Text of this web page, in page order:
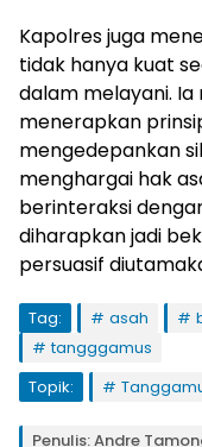
Kapolres juga
tidak hanya kuat
dalam melayani.
menerapkan
mengedepankan
menghargai hak
berinteraksi
diharapkan jadi
persuasif
Tag: asah
tangggamus
Topik:
Penulis: Andre